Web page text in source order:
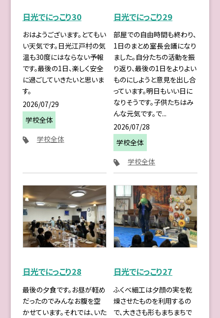
日光でにっこり30
おはようございます。とてもい
い天気です。日光江戸村の気
温も30度にはならない予報
です。最後の1日、楽しく安全
に過ごしていきたいと思いま
す。
2026/07/29
学校全体
学校全体
日光でにっこり29
部屋での自由時間も終わり、
1日のまとめ室長会議になり
ました。自分たちの活動を振
り返り、最後の1日をよりよい
ものにしようと意見を出し合
っています。明日もいい日に
なりそうです。子供たちはみ
んな元気です。で...
2026/07/28
学校全体
学校全体
日光でにっこり28
最後の夕食です。お昼が軽め
だったのでみんなお腹を空
かせています。それでは、いた
日光でにっこり27
ふくべ細工は夕顔の実を乾
燥させたものを利用するの
で、大きさも形もまちまちで